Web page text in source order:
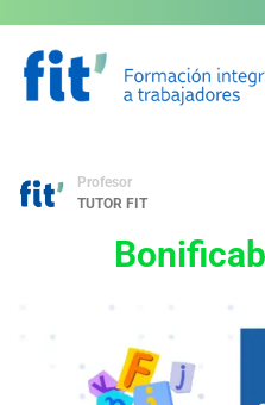
la
Profesor
TUTOR FIT